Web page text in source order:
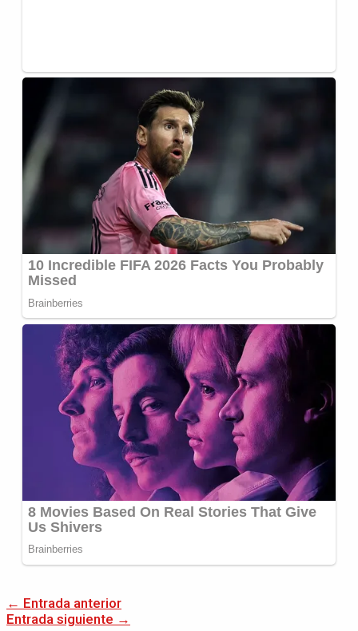
← Entrada anterior
Entrada siguiente →